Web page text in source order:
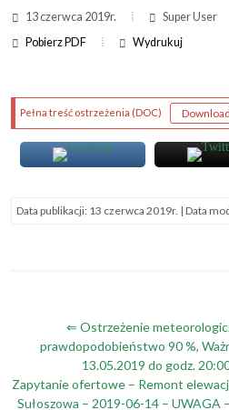
13 czerwca 2019r. Super User
Pobierz PDF
Wydrukuj
Pełna treść ostrzeżenia (DOC) (plik DOC)
Download
Data publikacji: 13 czerwca 2019r. | Data
Nawigacja
wpisu
⇐ Ostrzeżenie
prawdopodobieństwo 90 %,
13.05.2019 do godz.
Zapytanie ofertowe – Remont
Sułoszowa – 2019-06-14 – UWAGA